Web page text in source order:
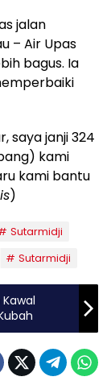
jalan
– Air Upas
bagus. Ia
saya janji 324
kami
kami bantu
)
Sutarmidji
Sutarmidji